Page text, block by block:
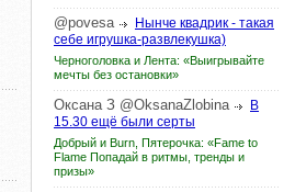
@povesa
Нынче квадрик - такая
себе игрушка-развлекушка)
Черноголовка и Лента: «Выигрывайте
мечты без остановки»
Оксана З @OksanaZlobina
В
15.30 ещё были серты
Добрый и Burn, Пятерочка: «Fame to
Flame Попадай в ритмы, тренды и
призы»